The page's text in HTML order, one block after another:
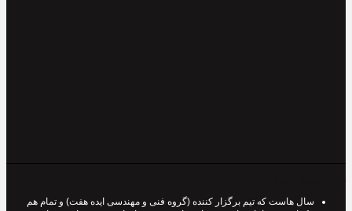
سال هاست که تیم برگزار کننده (گروه فنی و مهندسی ایده هفت) و تمام هم